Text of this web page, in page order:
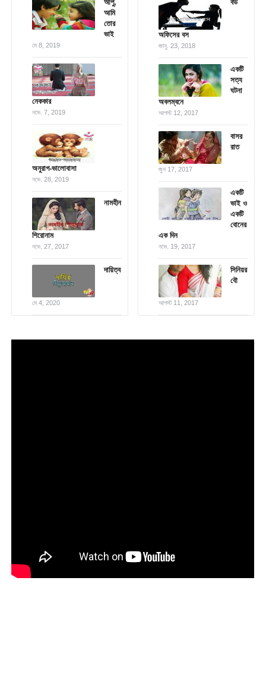
আপু,
আমি
তোর
ভাই
মে 8, 2019
নেককার
নভে. 7, 2019
অনুরাগ-ভালোবাসা
নভে. 28, 2019
নামহীন
শিরোনাম
নভে. 27, 2017
দায়িত্ব
মে 4, 2020
বউ
অফিসের বস
জানু. 23, 2018
একটি
সত্য
ঘটনা
অবলম্বনে
আগস্ট 12, 2017
বাসর
রাত
জুন 17, 2017
একটি
ভাই ও
একটি
বোনের
এক দিন
নভে. 19, 2017
সিনিয়র
বৌ
আগস্ট 11, 2017